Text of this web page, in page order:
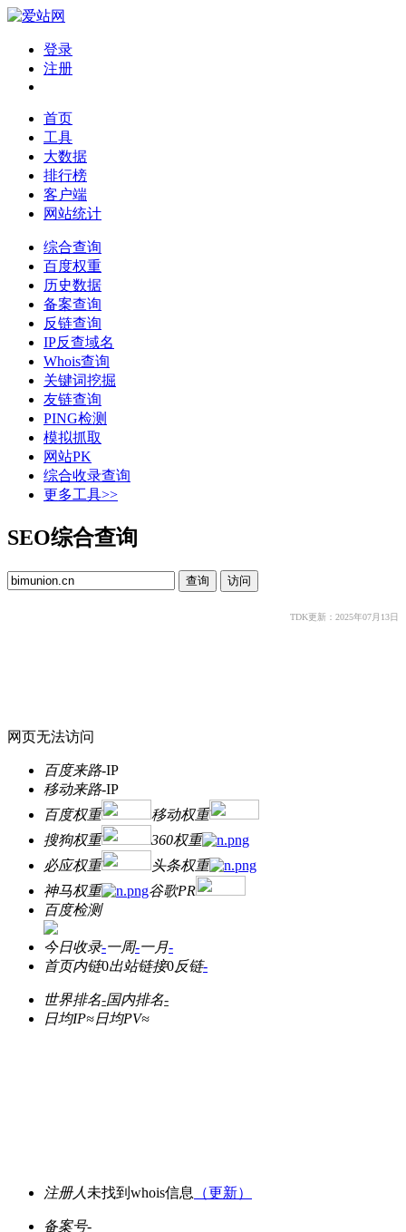
登录
注册
首页
工具
大数据
排行榜
客户端
网站统计
综合查询
百度权重
历史数据
备案查询
反链查询
IP反查域名
Whois查询
关键词挖掘
友链查询
PING检测
模拟抓取
网站PK
综合收录查询
更多工具>>
SEO综合查询
TDK更新：2025年07月13日
网页无法访问
百度来路-IP
移动来路-IP
百度权重
移动权重
搜狗权重
360权重
必应权重
头条权重
神马权重
谷歌PR
百度检测
今日收录-一周-一月-
首页内链0出站链接0反链-
世界排名-国内排名-
日均IP≈日均PV≈
注册人 未找到whois信息 （更新）
备案号-